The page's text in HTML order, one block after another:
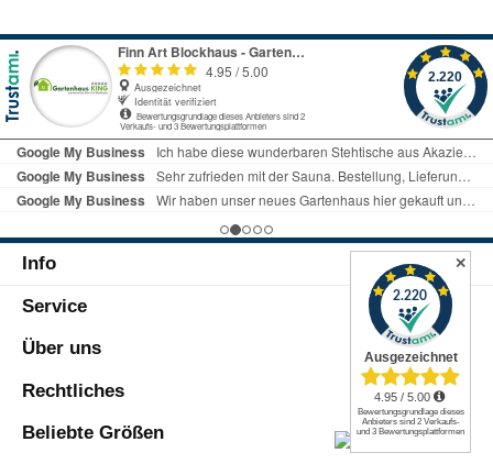
Info
Service
Über uns
Rechtliches
Beliebte Größen
✕